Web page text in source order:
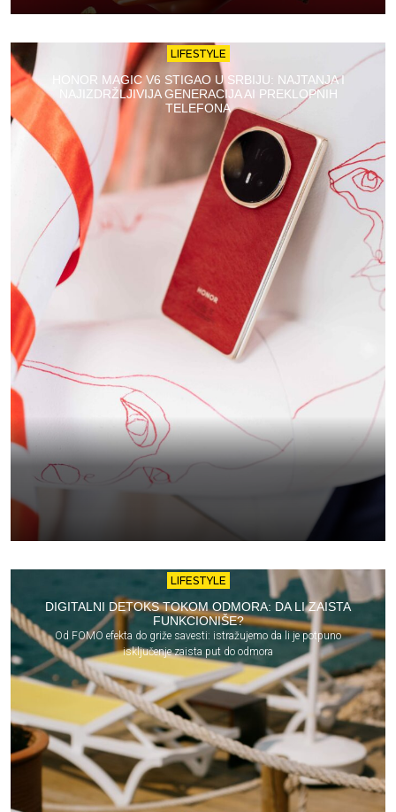
LIFESTYLE
HONOR MAGIC V6 STIGAO U SRBIJU: NAJTANJA I
NAJIZDRŽLJIVIJA GENERACIJA AI PREKLOPNIH
TELEFONA
LIFESTYLE
DIGITALNI DETOKS TOKOM ODMORA: DA LI ZAISTA
FUNKCIONIŠE?
Od FOMO efekta do griže savesti: istražujemo da li je potpuno
isključenje zaista put do odmora